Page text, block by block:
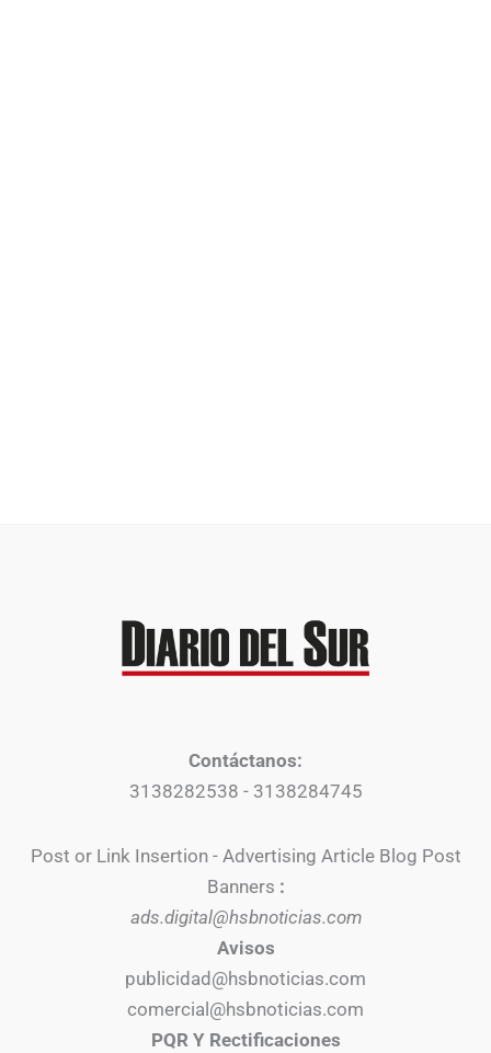
Contáctanos:
3138282538 - 3138284745
Post or Link Insertion - Advertising Article Blog Post
Banners :
ads.digital@hsbnoticias.com
Avisos
publicidad@hsbnoticias.com
comercial@hsbnoticias.com
PQR Y Rectificaciones